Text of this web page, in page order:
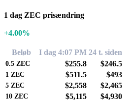
1 dag ZEC prisændring
+4.00%
Beløb I dag 4:07 PM 24 t. siden
0.5 ZEC $255.8 $246.5
1 ZEC $511.5 $493
5 ZEC $2,558 $2,465
10 ZEC $5,115 $4,930